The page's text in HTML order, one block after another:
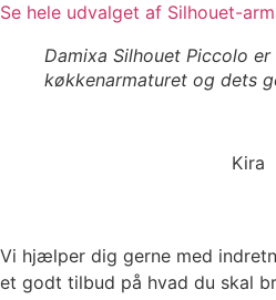
Se hele udvalget af Silhouet-
Damixa Silhouet Piccolo
køkkenarmaturet og dets
Kira
Vi hjælper dig gerne med
et godt tilbud på hvad du skal